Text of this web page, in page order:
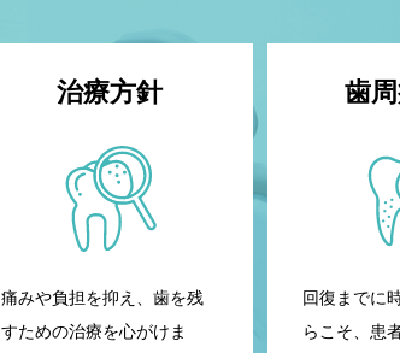
治療方針
痛みや負担を抑え、歯を残
すための治療を心がけま
歯
回復までに
らこそ、患